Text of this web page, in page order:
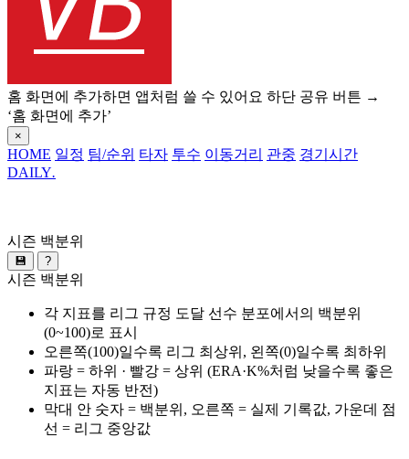
홈 화면에 추가하면 앱처럼 쓸 수 있어요 하단 공유 버튼 →
‘홈 화면에 추가’
×
HOME 일정 팀/순위 타자 투수 이동거리 관중 경기시간
DAILY.
시즌 백분위
💾 ?
시즌 백분위
각 지표를 리그 규정 도달 선수 분포에서의 백분위
(0~100)로 표시
오른쪽(100)일수록 리그 최상위, 왼쪽(0)일수록 최하위
파랑 = 하위 · 빨강 = 상위 (ERA·K%처럼 낮을수록 좋은
지표는 자동 반전)
막대 안 숫자 = 백분위, 오른쪽 = 실제 기록값, 가운데 점
선 = 리그 중앙값